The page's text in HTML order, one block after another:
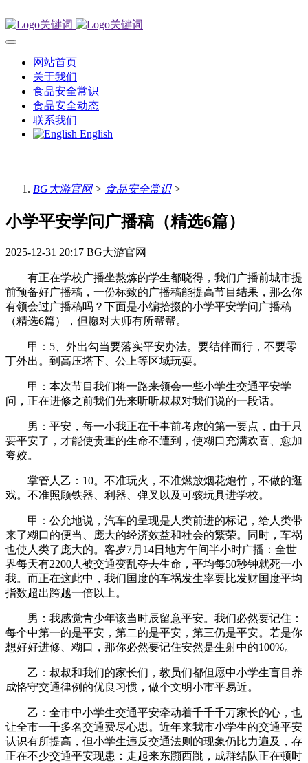
网站首页
关于我们
食品安全常识
食品安全动态
联系我们
English
BG大游官网> 食品安全常识>
小学平安学问广播稿（精选6篇）
2025-12-31 20:17 BG大游官网
有正在学校广播坐熬炼的学生都晓得，我们广播前城市提
前预备好广播稿，一份标致的广播稿能提高节目结果，那么你
有领会过广播稿吗？下面是小编拾掇的小学平安学问广播稿
（精选6篇），但愿对大师有所帮帮。
甲：5、外出勾当要落实平安办法。要结伴而行，不要零
丁外出。到高压塔下、公上等区域玩耍。
甲：本次节目我们将一路来领会一些小学生交通平安学
问，正在进修之前我们先来听听叔叔对我们说的一段话。
男：平安，每一小我正在干事前考虑的第一要点，由于只
要平安了，才能使贵重的生命不遭到，使糊口充满欢喜、愈加
夸姣。
掌管人乙：10。不准玩火，不准燃放烟花炮竹，不做的逛
戏。不准照顾铁器、利器、弹叉以及可骇玩具进学校。
甲：公允地说，汽车的呈现是人类前进的标记，给人类带
来了糊口的便当、庞大的经济效益和社会的繁荣。同时，车祸
也使人类了庞大的。客岁7月14日地方午间半小时广播：全世
界每天有2200人被交通变乱夺去生命，平均每50秒钟就死一小
我。而正在这此中，我们国度的车祸发生率要比发财国度平均
指数超出跨越一倍以上。
男：我感觉青少年该当时辰留意平安。我们必然要记住：
每个中第一的是平安，第二的是平安，第三仍是平安。若是你
想好好进修、糊口，那你必然要记住安然是生射中的100%。
乙：叔叔和我们的家长们，教员们都但愿中小学生盲目养
成恪守交通律例的优良习惯，做个文明小市平易近。
乙：全市中小学生交通平安牵动着千千千万家长的心，也
让全市一千多名交通费尽心思。近年来我市小学生的交通平安
认识有所提高，但小学生违反交通法则的现象仍比力遍及，存
正在不少交通平安现患：走起来东蹦西跳，成群结队正在顿时